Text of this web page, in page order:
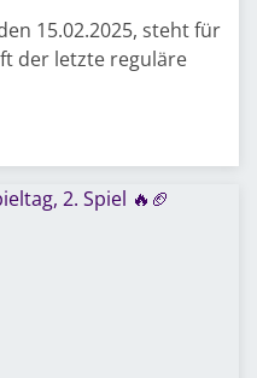
15.02.2025, steht für
der letzte reguläre